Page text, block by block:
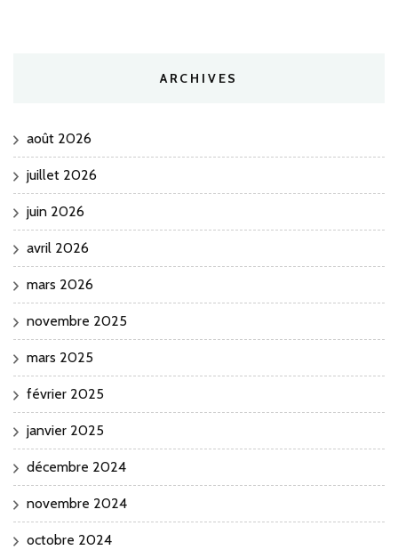
ARCHIVES
août 2026
juillet 2026
juin 2026
avril 2026
mars 2026
novembre 2025
mars 2025
février 2025
janvier 2025
décembre 2024
novembre 2024
octobre 2024